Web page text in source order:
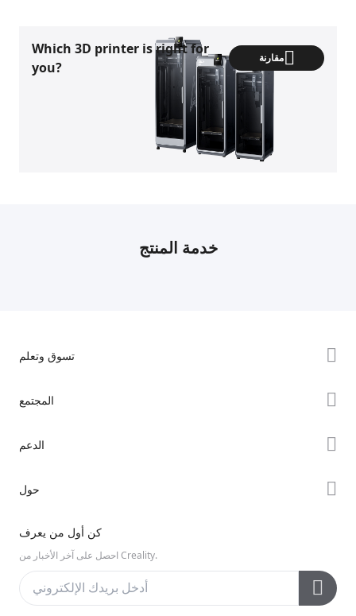
Which 3D printer is right for
you?
مقارنة
خدمة المنتج
تسوق وتعلم
المجتمع
Discord
مفتوح المصدر
الدعم
مركز المساعدة
مركز الفيديو
خدمة ما بعد البيع
حول
اتصل بنا
كن أول من يعرف
احصل على آخر الأخبار من Creality.